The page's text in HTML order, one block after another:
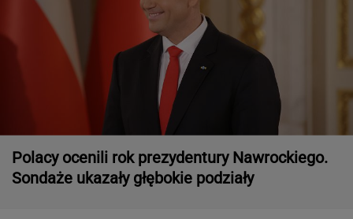
Polacy ocenili rok prezydentury Nawrockiego.
Sondaże ukazały głębokie podziały